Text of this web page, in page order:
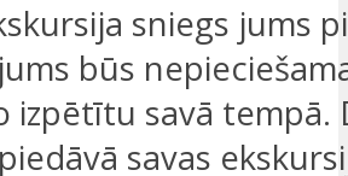
sniegs jums
būs
izpētītu savā tempā.
savas